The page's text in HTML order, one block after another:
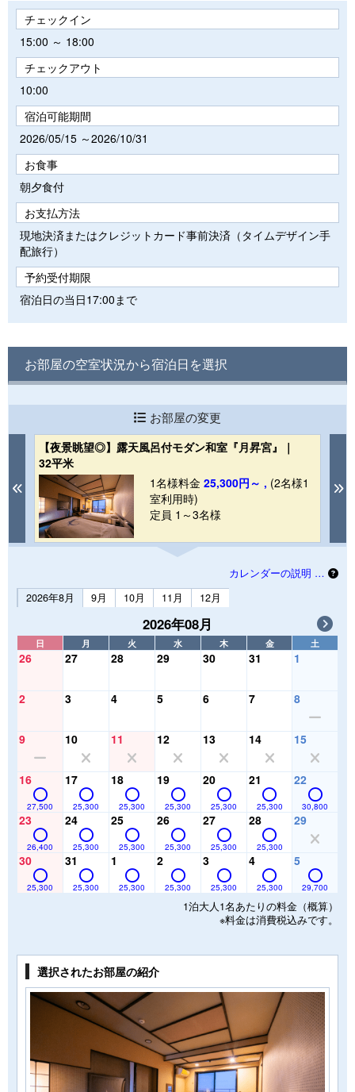
チェックイン
15:00 ～ 18:00
チェックアウト
10:00
宿泊可能期間
2026/05/15 ～2026/10/31
お食事
朝夕食付
お支払方法
現地決済またはクレジットカード事前決済（タイムデザイン手
配旅行）
予約受付期限
宿泊日の当日17:00まで
お部屋の空室状況から宿泊日を選択
お部屋の変更
Previous
【夜景眺望◎】露天風呂付モダン和室『月昇宮』｜
32平米
1名様料金 25,300円～ , (2名様1
室利用時)
定員 1～3名様
カレンダーの説明 …
2026年8月
9月 10月 11月 12月
2026年08月
日 月 火 水 木 金 土
26 27 28 29 30 31 1
2 3 4 5 6 7 8
9 10 11 12 13 14 15
16
27,500
17
25,300
18
25,300
19
25,300
20
25,300
21
25,300
22
30,800
23
26,400
24
25,300
25
25,300
26
25,300
27
25,300
28
25,300
29
30
25,300
31
25,300
1
25,300
2
25,300
3
25,300
4
25,300
5
29,700
1泊大人1名あたりの料金（概算）
※料金は消費税込みです。
選択されたお部屋の紹介